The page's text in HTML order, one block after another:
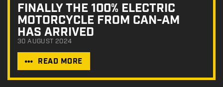
FINALLY THE 100% ELECTRIC
MOTORCYCLE FROM CAN-AM
HAS ARRIVED
30 AUGUST 2024
READ MORE